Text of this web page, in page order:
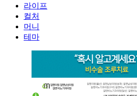
라이프
컬처
머니
테마